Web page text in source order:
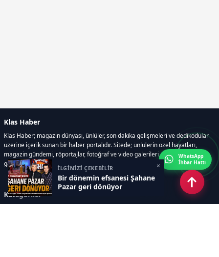
İLGİNİZİ ÇEKEBİLİR
Bir dönemin efsanesi Şahane
Pazar geri dönüyor
×
Klas Haber
Klas Haber; magazin dünyası, ünlüler, son dakika gelişmeleri ve dedikodular
üzerine içerik sunan bir haber portalıdır. Sitede; ünlülerin özel hayatları,
magazin gündemi, röportajlar, fotoğraf ve video galerileri, resmi ilanlar, e-
gazete gibi geniş bir içerik yelpazesi bulunur.
Kategoriler
WhatsApp
İhbar Hattı